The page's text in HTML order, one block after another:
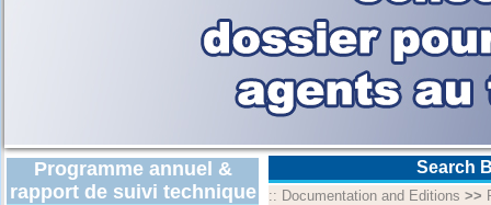
Programme annuel &
rapport de suivi technique
Search
:: Documentation and Editions >>